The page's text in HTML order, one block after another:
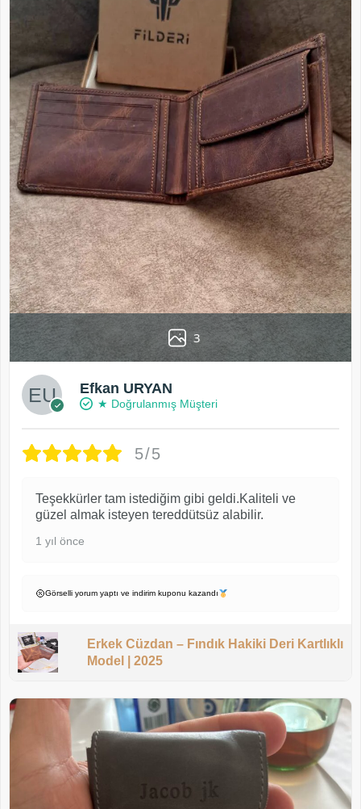
3
Efkan URYAN
★ Doğrulanmış Müşteri
5/5
Teşekkürler tam istediğim gibi geldi.Kaliteli ve
güzel almak isteyen tereddütsüz alabilir.
1 yıl önce
Görselli yorum yaptı ve indirim kuponu kazandı
Erkek Cüzdan – Fındık Hakiki Deri Kartlıklı
Model | 2025